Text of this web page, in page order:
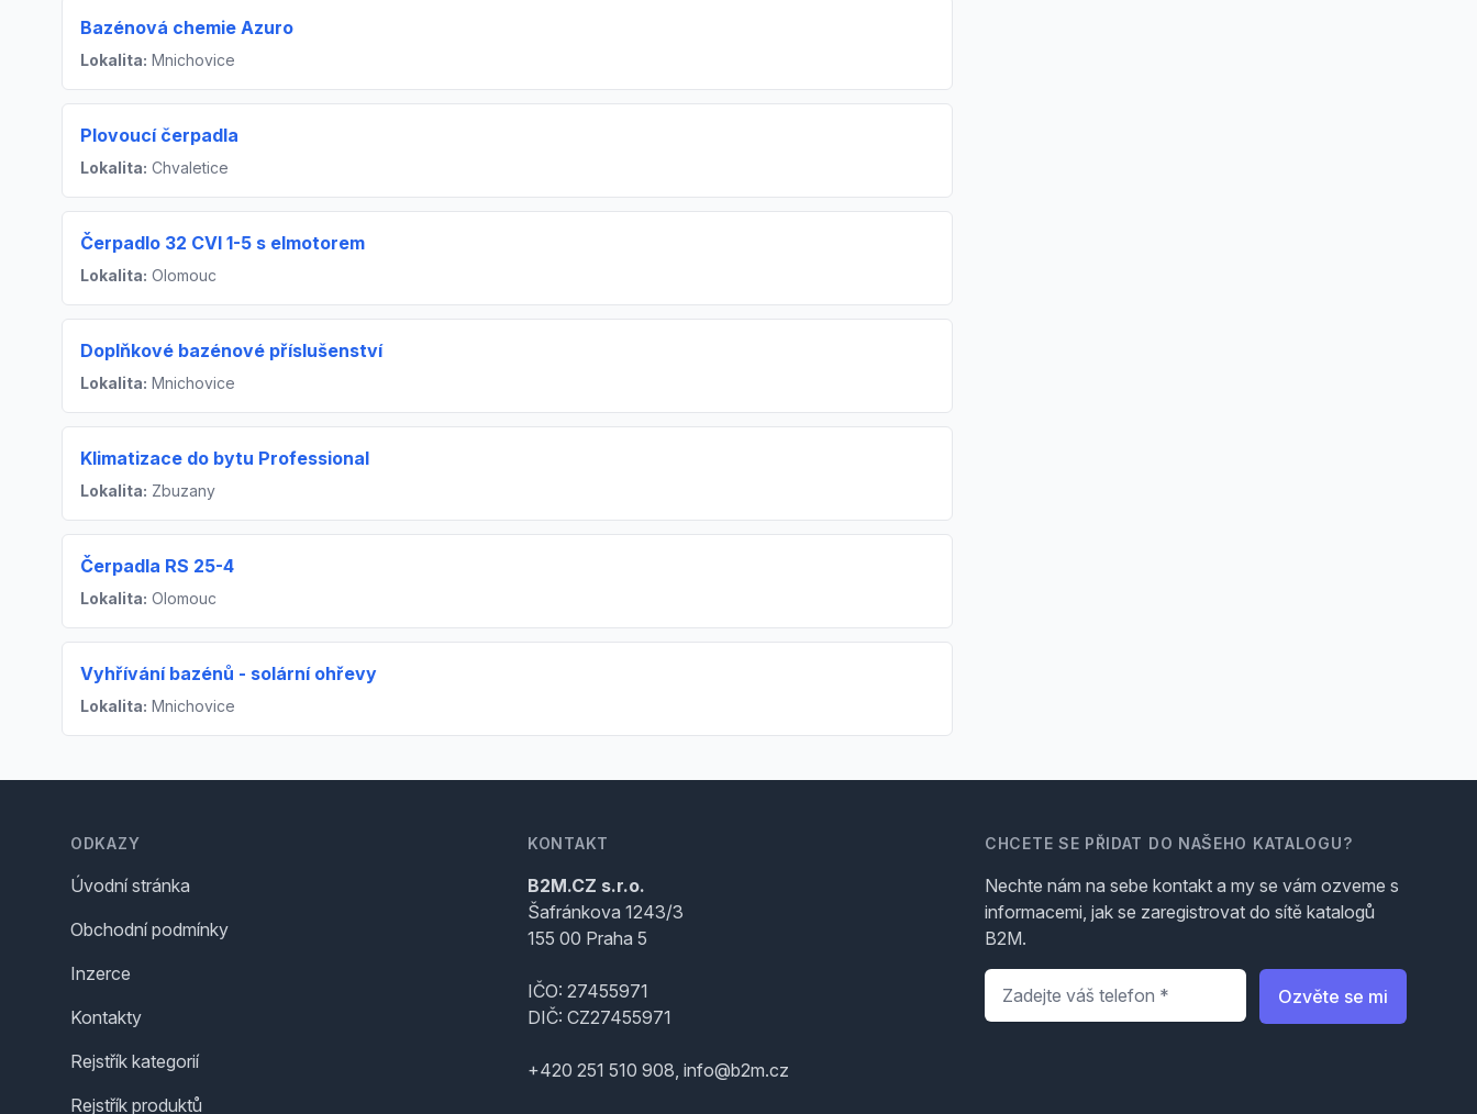
Bazénová chemie Azuro
Lokalita: Mnichovice
Plovoucí čerpadla
Lokalita: Chvaletice
Čerpadlo 32 CVI 1-5 s elmotorem
Lokalita: Olomouc
Doplňkové bazénové příslušenství
Lokalita: Mnichovice
Klimatizace do bytu Professional
Lokalita: Zbuzany
Čerpadla RS 25-4
Lokalita: Olomouc
Vyhřívání bazénů - solární ohřevy
Lokalita: Mnichovice
ODKAZY
Úvodní stránka
Obchodní podmínky
Inzerce
Kontakty
Rejstřík kategorií
Rejstřík produktů
KONTAKT
B2M.CZ s.r.o.
Šafránkova 1243/3
155 00 Praha 5
IČO: 27455971
DIČ: CZ27455971
+420 251 510 908, info@b2m.cz
CHCETE SE PŘIDAT DO NAŠEHO KATALOGU?
Nechte nám na sebe kontakt a my se vám ozveme s
informacemi, jak se zaregistrovat do sítě katalogů
B2M.
Telefon
Ozvěte se mi